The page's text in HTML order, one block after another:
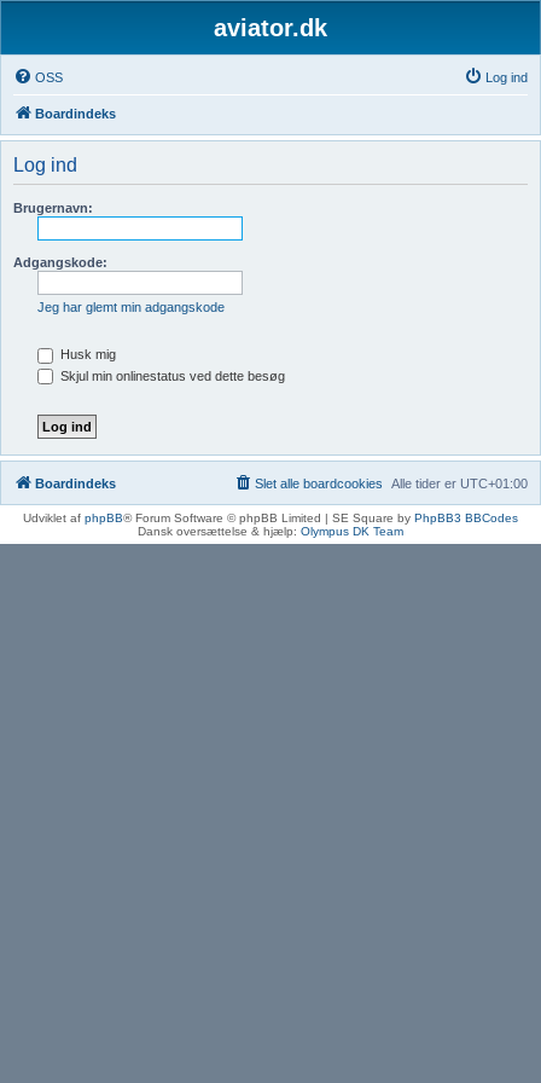
aviator.dk
OSS Log ind
Boardindeks
Log ind
Brugernavn:
Adgangskode:
Jeg har glemt min adgangskode
Husk mig
Skjul min onlinestatus ved dette besøg
Boardindeks Alle tider er UTC+01:00
Slet alle boardcookies
Udviklet af phpBB® Forum Software © phpBB Limited | SE Square by PhpBB3 BBCodes
Dansk oversættelse & hjælp: Olympus DK Team